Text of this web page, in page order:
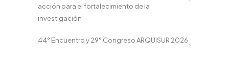
acción para el fortalecimiento de la
investigación
44° Encuentro y 29° Congreso ARQUISUR 2026